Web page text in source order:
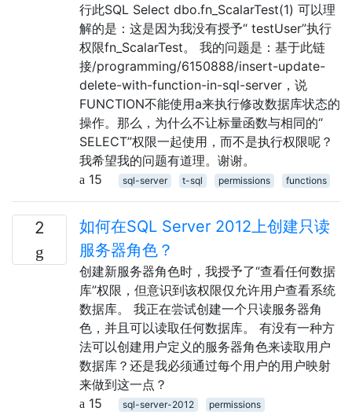
行此SQL Select dbo.fn_ScalarTest(1) 可以理
解的是：这是因为我没有授予“ testUser”执行
权限fn_ScalarTest。 我的问题是：基于此链
接/programming/6150888/insert-update-
delete-with-function-in-sql-server，说
FUNCTION不能使用a来执行修改数据库状态的
操作。那么，为什么不让标量函数与相同的“
SELECT”权限一起使用，而不是执行权限呢？
我希望我的问题有道理。谢谢。
15
sql-server t-sql permissions functions
2
如何在SQL Server 2012上创建只读
服务器角色？
创建新服务器角色时，我授予了“查看任何数据
库”权限，但意识到该权限仅允许用户查看系统
数据库。 我正在尝试创建一个只读服务器角
色，并且可以读取任何数据库。 有没有一种方
法可以创建用户定义的服务器角色来读取用户
数据库？还是我必须通过每个用户的用户映射
来做到这一点？
15
sql-server-2012 permissions